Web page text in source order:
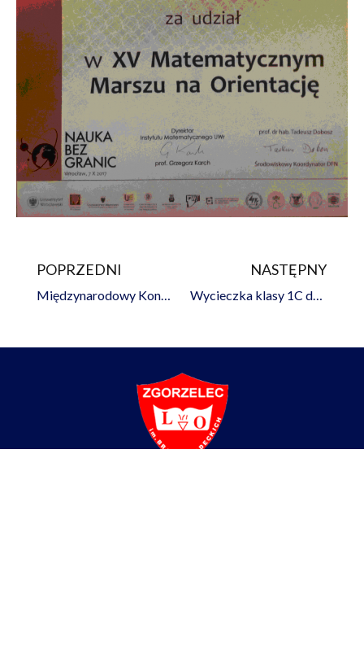
Prev
POPRZEDNI
Międzynarodowy Konkurs Informatyczny Bóbr – zapisy
NASTĘPNY
Wycieczka klasy 1C do Wrocławia